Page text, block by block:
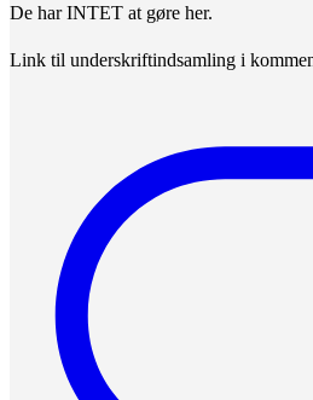
De har INTET at gøre her.
Link til underskriftindsamling i